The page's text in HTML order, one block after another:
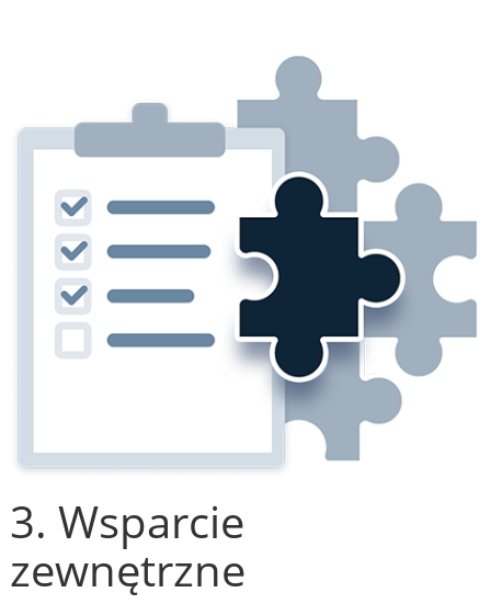
3. Wsparcie
zewnętrzne